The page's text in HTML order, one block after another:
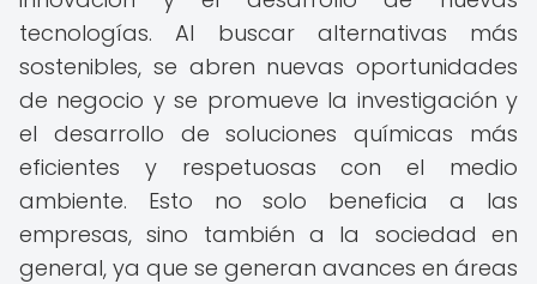
tecnologías. Al buscar alternativas más
sostenibles, se abren nuevas oportunidades
de negocio y se promueve la investigación y
el desarrollo de soluciones químicas más
eficientes y respetuosas con el medio
ambiente. Esto no solo beneficia a las
empresas, sino también a la sociedad en
general, ya que se generan avances en áreas